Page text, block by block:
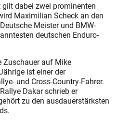
dabei zwei prominenten
Maximilian Scheck an den
Meister und BMW-
deutschen Enduro-
Zuschauer auf Mike
ist einer der
und Cross-Country-Fahrer.
Dakar schrieb er
zu den ausdauerstärksten